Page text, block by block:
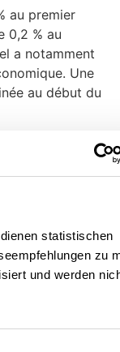
statistischen
zu
und werden
au premier
0,2 % au
a notamment
Une
au début du
s’est
au 4e trimestre.
récente vague de
qui l’ont